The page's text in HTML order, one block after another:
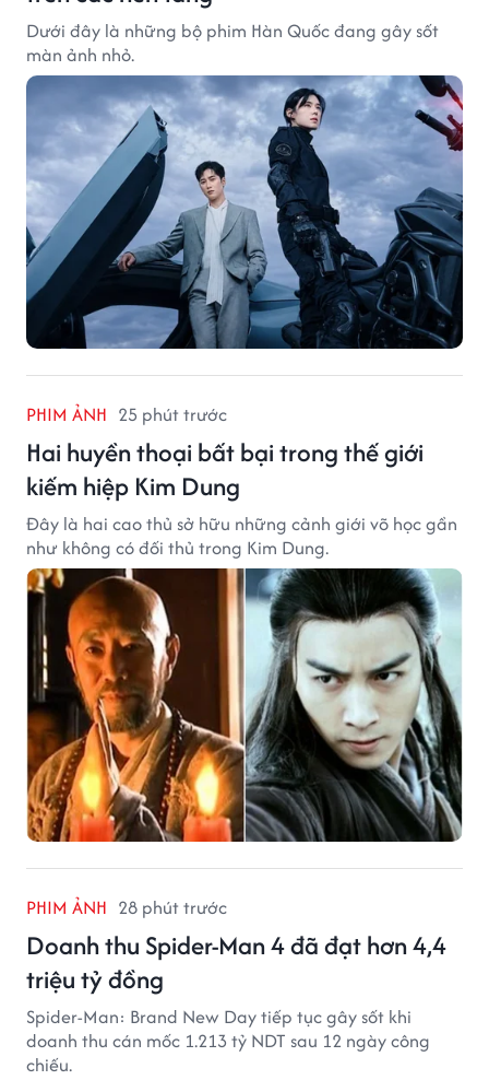
Dưới đây là những bộ phim Hàn Quốc đang gây sốt
màn ảnh nhỏ.
PHIM ẢNH 25 phút trước
Hai huyền thoại bất bại trong thế giới
kiếm hiệp Kim Dung
Đây là hai cao thủ sở hữu những cảnh giới võ học gần
như không có đối thủ trong Kim Dung.
PHIM ẢNH 28 phút trước
Doanh thu Spider-Man 4 đã đạt hơn 4,4
triệu tỷ đồng
Spider-Man: Brand New Day tiếp tục gây sốt khi
doanh thu cán mốc 1.213 tỷ NDT sau 12 ngày công
chiếu.